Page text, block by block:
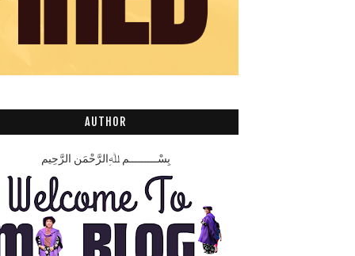
AUTHOR
بِسْـــــــــمِ ﷲِالرَّحْمَنِ الرَّحِيم